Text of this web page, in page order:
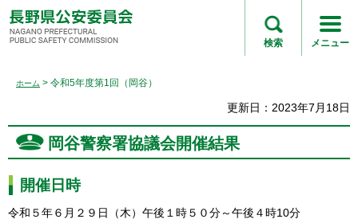
長野県公安委員会
NAGANO
COMMISSION
検索 メニュー
ホーム > 令和5年度第1回（岡谷）
更新日：2023年7月18日
岡谷警察署協議会開催結果
開催日時
令和５年６月２９日（木）午後１時５０分～午後４時10分